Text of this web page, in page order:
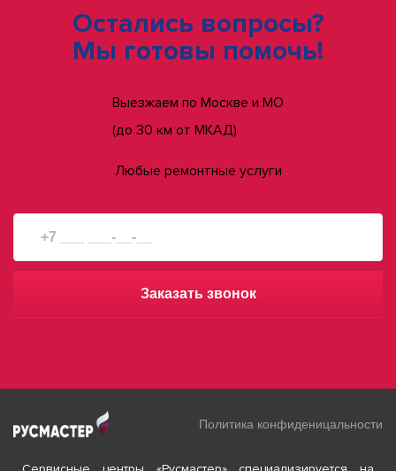
Остались вопросы?
Мы готовы помочь!
Выезжаем по Москве и МО
(до 30 км от МКАД)
Любые ремонтные услуги
Заказать звонок
Политика конфиденицальности